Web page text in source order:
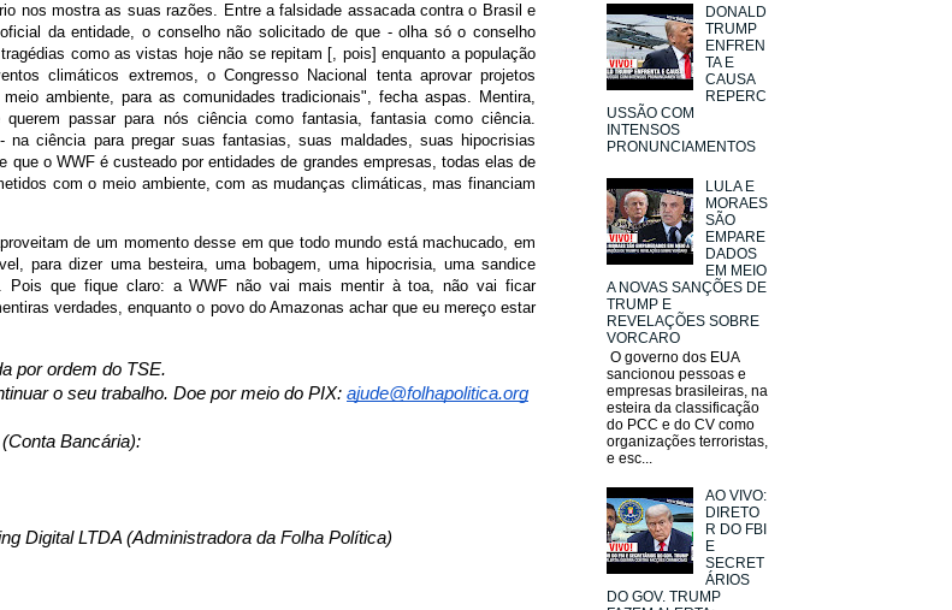
nos mostra as suas razões. Entre a falsidade assacada contra o Brasil e
da entidade, o conselho não solicitado de que - olha só o conselho
como as vistas hoje não se repitam [, pois] enquanto a população
climáticos extremos, o Congresso Nacional tenta aprovar projetos
ambiente, para as comunidades tradicionais", fecha aspas. Mentira,
querem passar para nós ciência como fantasia, fantasia como ciência.
na ciência para pregar suas fantasias, suas maldades, suas hipocrisias
que o WWF é custeado por entidades de grandes empresas, todas elas de
com o meio ambiente, com as mudanças climáticas, mas financiam
de um momento desse em que todo mundo está machucado, em
para dizer uma besteira, uma bobagem, uma hipocrisia, uma sandice
Pois que fique claro: a WWF não vai mais mentir à toa, não vai ficar
verdades, enquanto o povo do Amazonas achar que eu mereço estar
por ordem do TSE.
o seu trabalho. Doe por meio do PIX: ajude@folhapolitica.org
Bancária):
Digital LTDA (Administradora da Folha Política)
DONALD
TRUMP
ENFREN
TA E
CAUSA
REPERC
USSÃO COM
INTENSOS
PRONUNCIAMENTOS
LULA E
MORAES
SÃO
EMPARE
DADOS
EM MEIO
A NOVAS SANÇÕES DE
TRUMP E
REVELAÇÕES SOBRE
VORCARO
O governo dos EUA
sancionou pessoas e
empresas brasileiras, na
esteira da classificação
do PCC e do CV como
organizações terroristas,
e esc...
AO VIVO:
DIRETO
R DO FBI
E
SECRET
ÁRIOS
DO GOV. TRUMP